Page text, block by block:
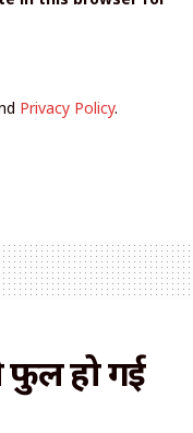
Privacy Policy.
फुल हो गई